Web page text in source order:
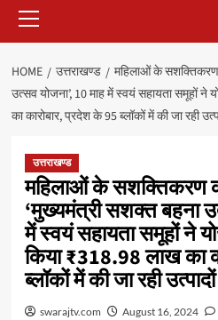
Menu
HOME उत्तराखण्ड
महिलाओं के सशक्तिकरण
उत्सव योजना’, 10 माह में स्वयं सहायता समूहों ने
का कारोबार, प्रदेश के 95 ब्लॉकों में की जा रही
उत्तराखण्ड
महिलाओं के सशक्तिकरण
‘मुख्यमंत्री सशक्त बहना
में स्वयं सहायता समूहों ने
किया ₹318.98 लाख का
ब्लॉकों में की जा रही
swarajtv.com August 16, 2024